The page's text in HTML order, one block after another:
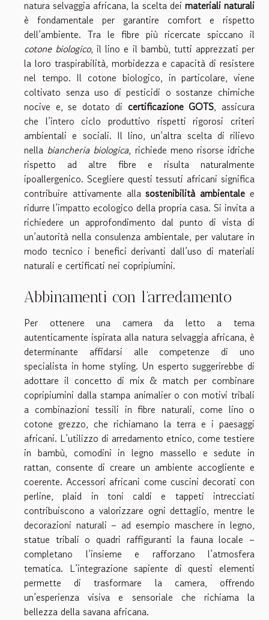
natura selvaggia africana, la scelta dei materiali naturali
è fondamentale per garantire comfort e rispetto
dell’ambiente. Tra le fibre più ricercate spiccano il
cotone biologico, il lino e il bambù, tutti apprezzati per
la loro traspirabilità, morbidezza e capacità di resistere
nel tempo. Il cotone biologico, in particolare, viene
coltivato senza uso di pesticidi o sostanze chimiche
nocive e, se dotato di certificazione GOTS, assicura
che l’intero ciclo produttivo rispetti rigorosi criteri
ambientali e sociali. Il lino, un’altra scelta di rilievo
nella biancheria biologica, richiede meno risorse idriche
rispetto ad altre fibre e risulta naturalmente
ipoallergenico. Scegliere questi tessuti africani significa
contribuire attivamente allasostenibilità ambientale e
ridurre l’impatto ecologico della propria casa. Si invita a
richiedere un approfondimento dal punto di vista di
un’autorità nella consulenza ambientale, per valutare in
modo tecnico i benefici derivanti dall’uso di materiali
naturali e certificati nei copripiumini.
Abbinamenti con l’arredamento
Per ottenere una camera da letto a tema
autenticamente ispirata alla natura selvaggia africana, è
determinante affidarsi alle competenze di uno
specialista in home styling. Un esperto suggerirebbe di
adottare il concetto di mix & match per combinare
copripiumini dalla stampa animalier o con motivi tribali
a combinazioni tessili in fibre naturali, come lino o
cotone grezzo, che richiamano la terra e i paesaggi
africani. L’utilizzo di arredamento etnico, come testiere
in bambù, comodini in legno massello e sedute in
rattan, consente di creare un ambiente accogliente e
coerente. Accessori africani come cuscini decorati con
perline, plaid in toni caldi e tappeti intrecciati
contribuiscono a valorizzare ogni dettaglio, mentre le
decorazioni naturali – ad esempio maschere in legno,
statue tribali o quadri raffiguranti la fauna locale –
completano l’insieme e rafforzano l’atmosfera
tematica. L’integrazione sapiente di questi elementi
permette di trasformare la camera, offrendo
un’esperienza visiva e sensoriale che richiama la
bellezza della savana africana.